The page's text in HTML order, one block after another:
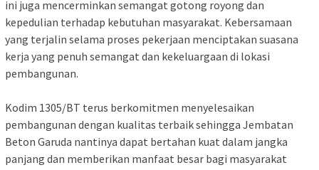
ini juga mencerminkan semangat gotong royong dan
kepedulian terhadap kebutuhan masyarakat. Kebersamaan
yang terjalin selama proses pekerjaan menciptakan suasana
kerja yang penuh semangat dan kekeluargaan di lokasi
pembangunan.
Kodim 1305/BT terus berkomitmen menyelesaikan
pembangunan dengan kualitas terbaik sehingga Jembatan
Beton Garuda nantinya dapat bertahan kuat dalam jangka
panjang dan memberikan manfaat besar bagi masyarakat